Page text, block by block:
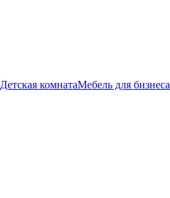
Детская комнатаМебель для бизнеса